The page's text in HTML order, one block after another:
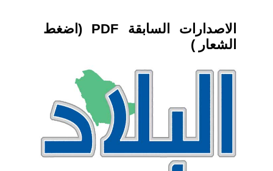
الاصدارات السابقة PDF (اضغط
الشعار )